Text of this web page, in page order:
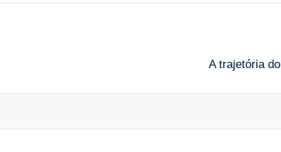
A trajetória